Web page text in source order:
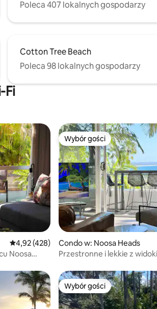
Poleca 407 lokalnych gospodarzy
Cotton Tree Beach
Poleca 98 lokalnych gospodarzy
Fi
Średnia ocena: 4,92 na 5, liczba recenzji:
4,92 (428)
Noosa
Wybór gości
Wybór gości
Condo w: Noosa Heads
Przestronne i lekkie z
Wybór gości Wybór gości
Wybór gości